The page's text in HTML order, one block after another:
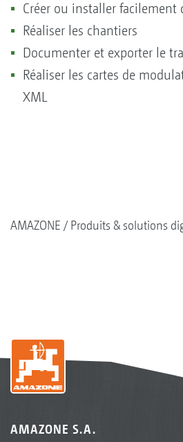
Créer ou installer facilement
Réaliser les chantiers
Documenter et exporter le
Réaliser les cartes de
XML
AMAZONE Produits & solutions
AMAZONE S.A.